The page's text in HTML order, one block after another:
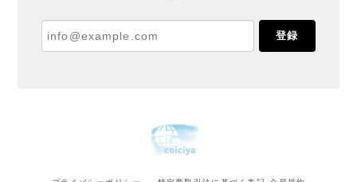
丁寧で温かい対応と梱包をありがとうございました♪
ブローチもとても可愛くご縁を賜りまして嬉しいで
花器「春待ちうさぎ」 十二月窯
2024/03/16
登録